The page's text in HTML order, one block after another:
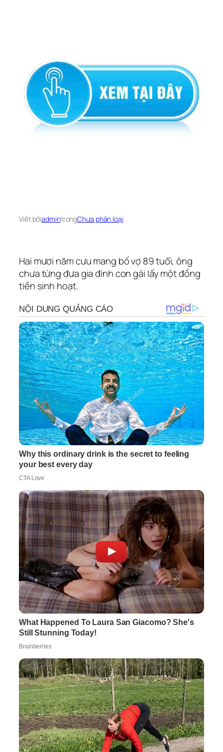
Viết bởiadmintrongChưa phân loại
Hai mươi năm cưu mang bố vợ 89 tuổi, ông
chưa từng đưa gia đình con gái lấy một đồng
tiền sinh hoạt.